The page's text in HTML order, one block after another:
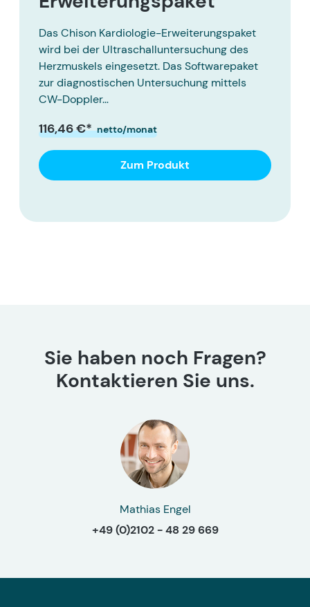
Das Chison Kardiologie-Erweiterungspaket
wird bei der Ultraschalluntersuchung des
Herzmuskels eingesetzt. Das Softwarepaket
zur diagnostischen Untersuchung mittels
CW-Doppler…
116,46 €* netto/monat
Zum Produkt
Sie haben noch Fragen?
Kontaktieren Sie uns.
Mathias Engel
+49 (0)2102 - 48 29 669